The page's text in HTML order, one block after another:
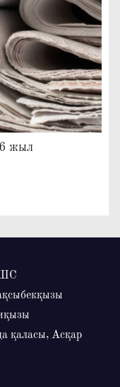
жыл
қаласы, Асқар